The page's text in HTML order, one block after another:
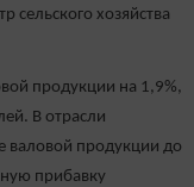
сельского хозяйства
продукции на 1,9%,
В отрасли
валовой продукции до
прибавку